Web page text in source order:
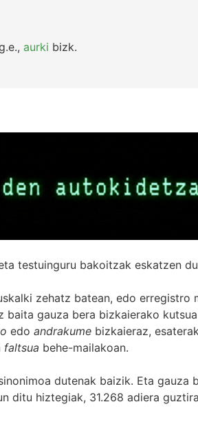
, aurki bizk.
testuinguru bakoitzak eskatzen
zehatz batean, edo erregistro
gauza bera bizkaierako
edo andrakume bizkaieraz,
faltsua behe-mailakoan.
dutenak baizik. Eta gauza
ditu hiztegiak, 31.268 adiera